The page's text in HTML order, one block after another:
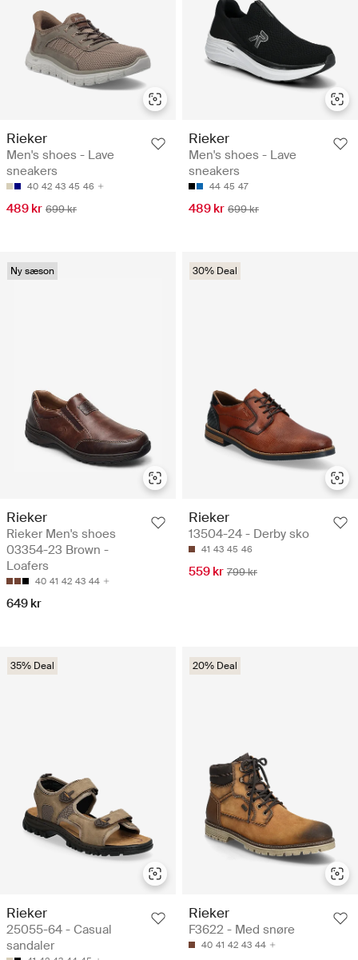
Rieker
Men's shoes - Lave
sneakers
40 42 43 45 46
489 kr 699 kr
Rieker
Men's shoes - Lave
sneakers
44 45 47
489 kr 699 kr
Ny sæson
Rieker
Rieker Men's shoes
03354-23 Brown -
Loafers
40 41 42 43 44
649 kr
30% Deal
Rieker
13504-24 - Derby sko
41 43 45 46
559 kr 799 kr
35% Deal
Rieker
25055-64 - Casual
sandaler
20% Deal
Rieker
F3622 - Med snøre
40 41 42 43 44